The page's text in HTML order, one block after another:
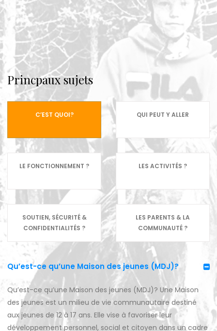
Princpaux sujets
C’EST QUOI? QUI PEUT Y ALLER
LE FONCTIONNEMENT ? LES ACTIVITÉS ?
SOUTIEN, SÉCURITÉ &
CONFIDENTIALITÉS ?
LES PARENTS & LA
COMMUNAUTÉ ?
Qu’est-ce qu’une Maison des jeunes (MDJ)?
Qu’est-ce qu’une Maison des jeunes (MDJ)? Une Maison
des jeunes est un milieu de vie communautaire destiné
aux jeunes de 12 à 17 ans. Elle vise à favoriser leur
développement personnel, social et citoyen dans un cadre